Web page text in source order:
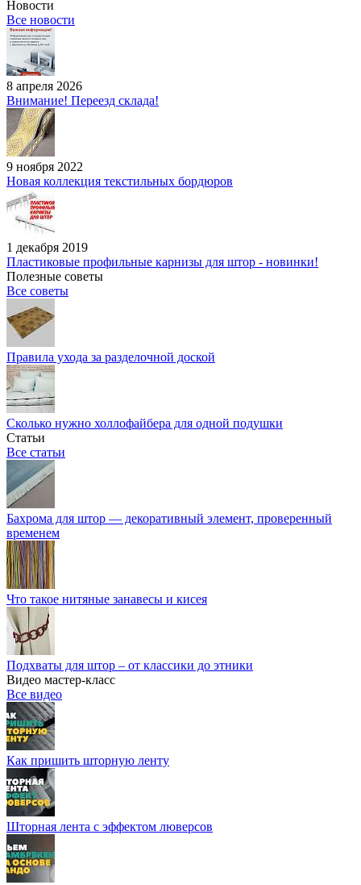
Новости
Все новости
8 апреля 2026
Внимание! Переезд склада!
9 ноября 2022
Новая коллекция текстильных бордюров
1 декабря 2019
Пластиковые профильные карнизы для штор - новинки!
Полезные советы
Все советы
Правила ухода за разделочной доской
Сколько нужно холлофайбера для одной подушки
Статьи
Все статьи
Бахрома для штор — декоративный элемент, проверенный
временем
Что такое нитяные занавесы и кисея
Подхваты для штор – от классики до этники
Видео мастер-класс
Все видео
Как пришить шторную ленту
Шторная лента с эффектом люверсов